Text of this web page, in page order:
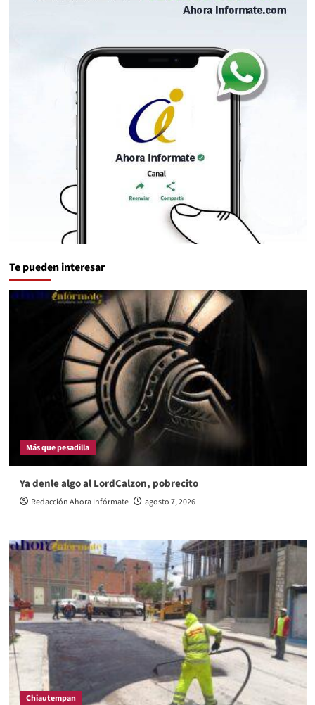
Te pueden interesar
Más que pesadilla
Ya denle algo al LordCalzon, pobrecito
Redacción Ahora Infórmate agosto 7, 2026
Chiautempan